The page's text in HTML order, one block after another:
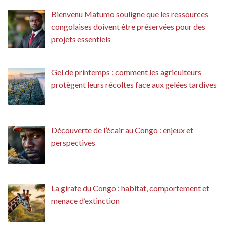
Bienvenu Matumo souligne que les ressources
congolaises doivent être préservées pour des
projets essentiels
Gel de printemps : comment les agriculteurs
protègent leurs récoltes face aux gelées tardives
Découverte de l’écair au Congo : enjeux et
perspectives
La girafe du Congo : habitat, comportement et
menace d’extinction